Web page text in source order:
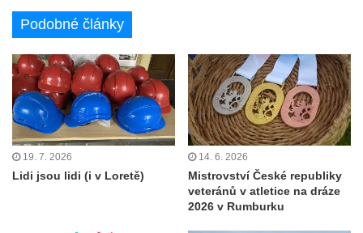
Podobné články
19. 7. 2026
Lidi jsou lidi (i v Loretě)
14. 6. 2026
Mistrovství České republiky
veteránů v atletice na dráze
2026 v Rumburku